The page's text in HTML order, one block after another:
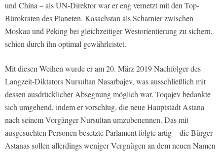
und China – als UN-Direktor war er eng vernetzt mit den Top-
Bürokraten des Planeten. Kasachstan als Scharnier zwischen
Moskau und Peking bei gleichzeitiger Westorientierung zu sichern,
schien durch ihn optimal gewährleistet.
Mit diesen Weihen wurde er am 20. März 2019 Nachfolger des
Langzeit-Diktators Nursultan Nasarbajev, was ausschließlich mit
dessen ausdrücklicher Absegnung möglich war. Toqajev bedankte
sich umgehend, indem er vorschlug, die neue Hauptstadt Astana
nach seinem Vorgänger Nursultan umzubenennen. Das mit
ausgesuchten Personen besetzte Parlament folgte artig – die Bürger
Astanas sollen allerdings weniger Vergnügen an dem neuen Namen